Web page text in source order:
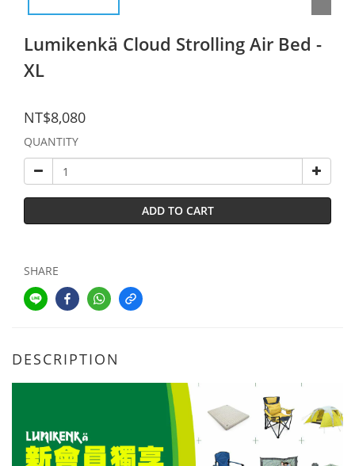
Lumikenkä Cloud Strolling Air Bed -
XL
NT$8,080
QUANTITY
ADD TO CART
SHARE
DESCRIPTION